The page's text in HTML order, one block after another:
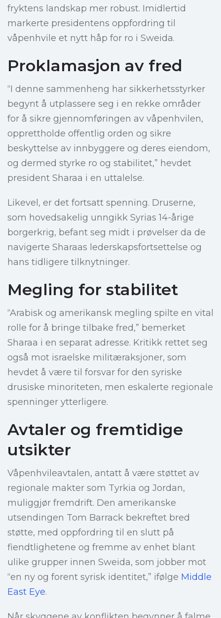
fryktens landskap mer robust. Imidlertid
markerte presidentens oppfordring til
våpenhvile et nytt håp for ro i Sweida.
Proklamasjon av fred
“I denne sammenheng har sikkerhetsstyrker
begynt å utplassere seg i en rekke områder
for å sikre gjennomføringen av våpenhvilen,
opprettholde offentlig orden og sikre
beskyttelse av innbyggere og deres eiendom,
og dermed styrke ro og stabilitet,” hevdet
president Sharaa i en uttalelse.
Likevel, er det fortsatt spenning. Druserne,
som hovedsakelig unngikk Syrias 14-årige
borgerkrig, befant seg midt i prøvelser da de
navigerte Sharaas lederskapsfortsettelse og
hans tidligere tilknytninger.
Megling for stabilitet
“Arabisk og amerikansk megling spilte en vital
rolle for å bringe tilbake fred,” bemerket
Sharaa i en separat adresse. Kritikk rettet seg
også mot israelske militæraksjoner, som
hevdet å være til forsvar for den syriske
drusiske minoriteten, men eskalerte regionale
spenninger ytterligere.
Avtaler og fremtidige
utsikter
Våpenhvileavtalen, antatt å være støttet av
regionale makter som Tyrkia og Jordan,
muliggjør fremdrift. Den amerikanske
utsendingen Tom Barrack bekreftet bred
støtte, med oppfordring til en slutt på
fiendtlighetene og fremme av enhet blant
ulike grupper innen Sweida, som jobber mot
“en ny og forent syrisk identitet,” ifølge Middle
East Eye.